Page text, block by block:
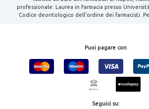
professionale: Laurea in Farmacia presso
Codice deontologico dell'ordine dei farmacisti.
Puoi pagare con
Seguici su: